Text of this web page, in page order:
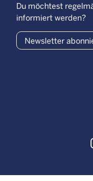
Du möchtest
informiert werden?
Newsletter